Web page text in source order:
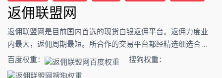
返佣联盟网
返佣联盟网是目前国内首选的现货白银返佣平台。返佣力度业
内最大，返佣周期最短。所合作的交易平台都经精选细选合法
合规安全可靠的内业主流平台。选择返佣联盟网，交易成本就
可立降30%以上www.fylmw.com
百度权重： 搜狗权重：